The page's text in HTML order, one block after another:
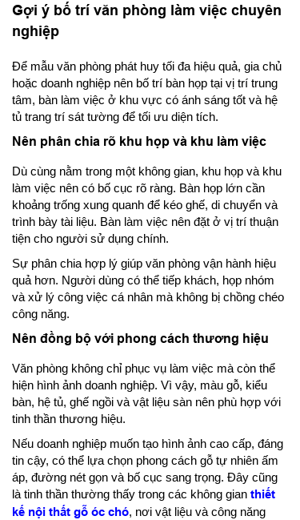
Gợi ý bố trí văn phòng làm việc chuyên
nghiệp
Để mẫu văn phòng phát huy tối đa hiệu quả, gia chủ
hoặc doanh nghiệp nên bố trí bàn họp tại vị trí trung
tâm, bàn làm việc ở khu vực có ánh sáng tốt và hệ
tủ trang trí sát tường để tối ưu diện tích.
Nên phân chia rõ khu họp và khu làm việc
Dù cùng nằm trong một không gian, khu họp và khu
làm việc nên có bố cục rõ ràng. Bàn họp lớn cần
khoảng trống xung quanh để kéo ghế, di chuyển và
trình bày tài liệu. Bàn làm việc nên đặt ở vị trí thuận
tiện cho người sử dụng chính.
Sự phân chia hợp lý giúp văn phòng vận hành hiệu
quả hơn. Người dùng có thể tiếp khách, họp nhóm
và xử lý công việc cá nhân mà không bị chồng chéo
công năng.
Nên đồng bộ với phong cách thương hiệu
Văn phòng không chỉ phục vụ làm việc mà còn thể
hiện hình ảnh doanh nghiệp. Vì vậy, màu gỗ, kiểu
bàn, hệ tủ, ghế ngồi và vật liệu sàn nên phù hợp với
tinh thần thương hiệu.
Nếu doanh nghiệp muốn tạo hình ảnh cao cấp, đáng
tin cậy, có thể lựa chọn phong cách gỗ tự nhiên ấm
áp, đường nét gọn và bố cục sang trọng. Đây cũng
là tinh thần thường thấy trong các không gian thiết
kế nội thất gỗ óc chó, nơi vật liệu và công năng